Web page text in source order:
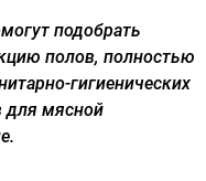
подобрать
полов, полностью
гигиенических
для мясной